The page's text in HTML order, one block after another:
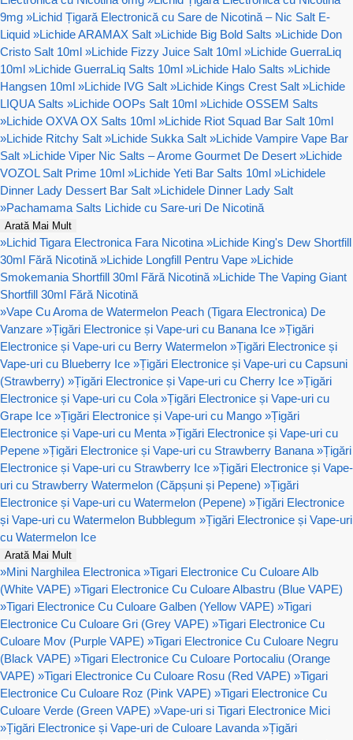
9mg »Lichid Țigară Electronică cu Sare de Nicotină – Nic Salt E-
Liquid »Lichide ARAMAX Salt »Lichide Big Bold Salts »Lichide Don
Cristo Salt 10ml »Lichide Fizzy Juice Salt 10ml »Lichide GuerraLiq
10ml »Lichide GuerraLiq Salts 10ml »Lichide Halo Salts »Lichide
Hangsen 10ml »Lichide IVG Salt »Lichide Kings Crest Salt »Lichide
LIQUA Salts »Lichide OOPs Salt 10ml »Lichide OSSEM Salts
»Lichide OXVA OX Salts 10ml »Lichide Riot Squad Bar Salt 10ml
»Lichide Ritchy Salt »Lichide Sukka Salt »Lichide Vampire Vape Bar
Salt »Lichide Viper Nic Salts – Arome Gourmet De Desert »Lichide
VOZOL Salt Prime 10ml »Lichide Yeti Bar Salts 10ml »Lichidele
Dinner Lady Dessert Bar Salt »Lichidele Dinner Lady Salt
»Pachamama Salts Lichide cu Sare-uri De Nicotină
Arată Mai Mult
»Lichid Tigara Electronica Fara Nicotina »Lichide King's Dew Shortfill
30ml Fără Nicotină »Lichide Longfill Pentru Vape »Lichide
Smokemania Shortfill 30ml Fără Nicotină »Lichide The Vaping Giant
Shortfill 30ml Fără Nicotină
»Vape Cu Aroma de Watermelon Peach (Tigara Electronica) De
Vanzare »Țigări Electronice și Vape-uri cu Banana Ice »Țigări
Electronice și Vape-uri cu Berry Watermelon »Țigări Electronice și
Vape-uri cu Blueberry Ice »Țigări Electronice și Vape-uri cu Capsuni
(Strawberry) »Țigări Electronice și Vape-uri cu Cherry Ice »Țigări
Electronice și Vape-uri cu Cola »Țigări Electronice și Vape-uri cu
Grape Ice »Țigări Electronice și Vape-uri cu Mango »Țigări
Electronice și Vape-uri cu Menta »Țigări Electronice și Vape-uri cu
Pepene »Țigări Electronice și Vape-uri cu Strawberry Banana »Țigări
Electronice și Vape-uri cu Strawberry Ice »Țigări Electronice și Vape-
uri cu Strawberry Watermelon (Căpșuni și Pepene) »Țigări
Electronice și Vape-uri cu Watermelon (Pepene) »Țigări Electronice
și Vape-uri cu Watermelon Bubblegum »Țigări Electronice și Vape-uri
cu Watermelon Ice
Arată Mai Mult
»Mini Narghilea Electronica »Tigari Electronice Cu Culoare Alb
(White VAPE) »Tigari Electronice Cu Culoare Albastru (Blue VAPE)
»Tigari Electronice Cu Culoare Galben (Yellow VAPE) »Tigari
Electronice Cu Culoare Gri (Grey VAPE) »Tigari Electronice Cu
Culoare Mov (Purple VAPE) »Tigari Electronice Cu Culoare Negru
(Black VAPE) »Tigari Electronice Cu Culoare Portocaliu (Orange
VAPE) »Tigari Electronice Cu Culoare Rosu (Red VAPE) »Tigari
Electronice Cu Culoare Roz (Pink VAPE) »Tigari Electronice Cu
Culoare Verde (Green VAPE) »Vape-uri si Tigari Electronice Mici
»Țigări Electronice și Vape-uri de Culoare Lavanda »Țigări